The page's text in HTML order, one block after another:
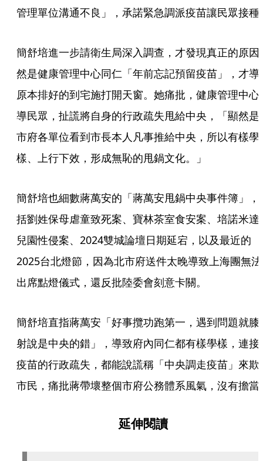
管理單位溝通不良」，承諾緊急調派疫苗讓民眾接種
簡舒培進一步請衛生局深入調查，才發現真正的原因
然是健康管理中心同仁「年前忘記預留疫苗」，才導
原本排好的到宅施打開天窗。她痛批，健康管理中心
導民眾，扯謊將自身的行政疏失甩給中央，「顯然是
市府各單位看到市長本人凡事推給中央，所以有樣學
樣、上行下效，形成無恥的甩鍋文化。」
簡舒培也細數蔣萬安的「蔣萬安甩鍋中央事件簿」，
括劉姓保母虐童致死案、寶林茶室食安案、培諾米達
兒園性侵案、2024雙城論壇日期延宕，以及最近的
2025台北燈節，因為北市府送件太晚導致上海團無法
出席點燈儀式，還反批陸委會刻意卡關。
簡舒培直指蔣萬安「好事攬功跑第一，遇到問題就膝
射說是中央的錯」，導致府內同仁都有樣學樣，連接
疫苗的行政疏失，都能說謊稱「中央調走疫苗」來欺
市民，痛批蔣帶壞整個市府公務體系風氣，沒有擔當
延伸閱讀